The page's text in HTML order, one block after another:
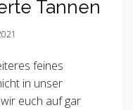
Tannen
feines
in unser
euch auf gar